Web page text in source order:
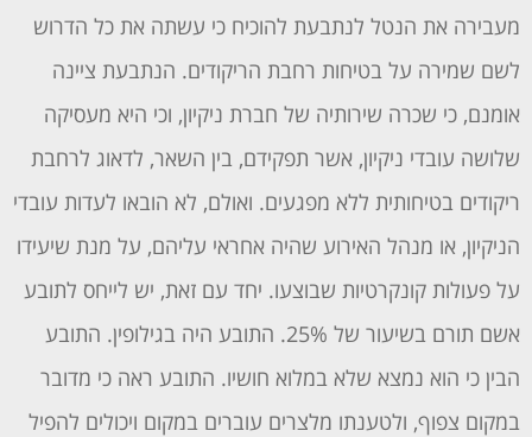
מעבירה את הנטל לנתבעת להוכיח כי עשתה את כל הדרוש
לשם שמירה על בטיחות רחבת הריקודים. הנתבעת ציינה
אומנם, כי שכרה שירותיה של חברת ניקיון, וכי היא מעסיקה
שלושה עובדי ניקיון, אשר תפקידם, בין השאר, לדאוג לרחבת
ריקודים בטיחותית ללא מפגעים. ואולם, לא הובאו לעדות עובדי
הניקיון, או מנהל האירוע שהיה אחראי עליהם, על מנת שיעידו
על פעולות קונקרטיות שבוצעו. יחד עם זאת, יש לייחס לתובע
אשם תורם בשיעור של 25%. התובע היה בגילופין. התובע
הבין כי הוא נמצא שלא במלוא חושיו. התובע ראה כי מדובר
במקום צפוף, ולטענתו מלצרים עוברים במקום ויכולים להפיל